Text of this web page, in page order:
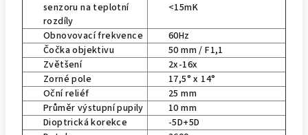
senzoru na teplotní
rozdíly
<15mK
Obnovovací frekvence
60Hz
Čočka objektivu
50 mm / F1,1
Zvětšení
2x-16x
Zorné pole
17,5° x 14°
Oční reliéf
25 mm
Průměr výstupní pupily
10 mm
Dioptrická korekce
-5D+5D